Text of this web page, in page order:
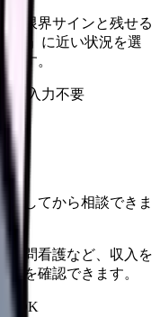
、限界サインと残せる
い」に近い状況を選
す。
名は入力不要
理してから相談できま
訪問看護など、収入を
を確認できます。
談OK